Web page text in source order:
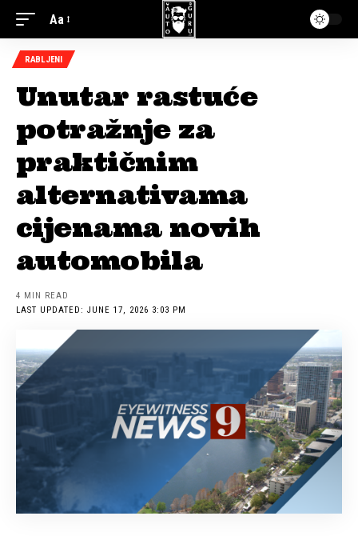
Aa
RABLJENI
Unutar rastuće
potražnje za
praktičnim
alternativama
cijenama novih
automobila
LAST UPDATED: JUNE 17, 2026 3:03 PM
4 MIN READ